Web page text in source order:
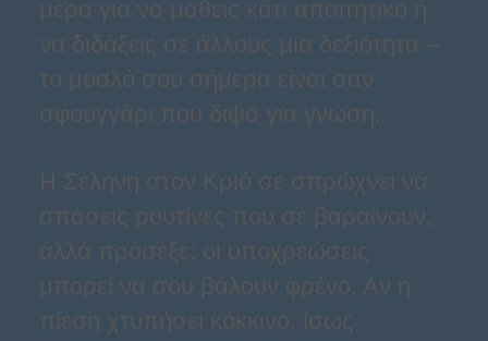
μέρα για να μάθεις κάτι απαιτητικό ή
να διδάξεις σε άλλους μια δεξιότητα –
το μυαλό σου σήμερα είναι σαν
σφουγγάρι που διψά για γνώση.
Η Σελήνη στον Κριό σε σπρώχνει να
σπάσεις ρουτίνες που σε βαραίνουν,
αλλά πρόσεξε: οι υποχρεώσεις
μπορεί να σου βάλουν φρένο. Αν η
πίεση χτυπήσει κόκκινο, ίσως